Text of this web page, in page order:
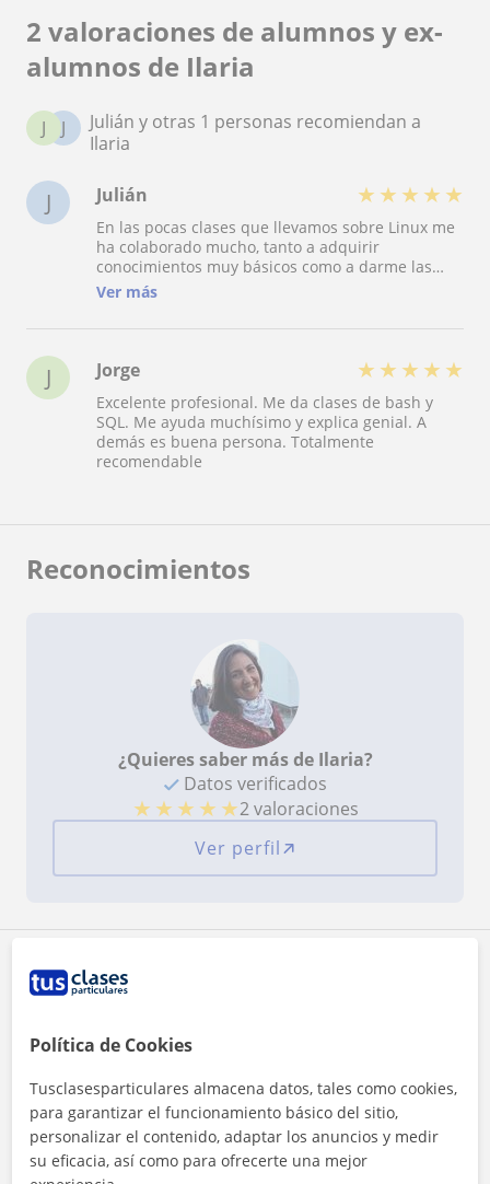
2 valoraciones de alumnos y ex-
alumnos de Ilaria
J
J
Julián y otras 1 personas recomiendan a
Ilaria
J Julián ★ ★ ★ ★ ★
En las pocas clases que llevamos sobre Linux me
ha colaborado mucho, tanto a adquirir
conocimientos muy básicos como a darme las
herramientas para que pueda llegar a resolver
profesional. La recomiendo 100%.
Ver más
J Jorge ★ ★ ★ ★ ★
Excelente profesional. Me da clases de bash y
SQL. Me ayuda muchísimo y explica genial. A
demás es buena persona. Totalmente
recomendable
Reconocimientos
¿Quieres saber más de Ilaria?
Datos verificados
★ ★ ★ ★ ★2 valoraciones
Ver perfil
Zona de Ilaria
+ −
Política de Cookies
Tusclasesparticulares almacena datos, tales como cookies,
para garantizar el funcionamiento básico del sitio,
personalizar el contenido, adaptar los anuncios y medir
su eficacia, así como para ofrecerte una mejor